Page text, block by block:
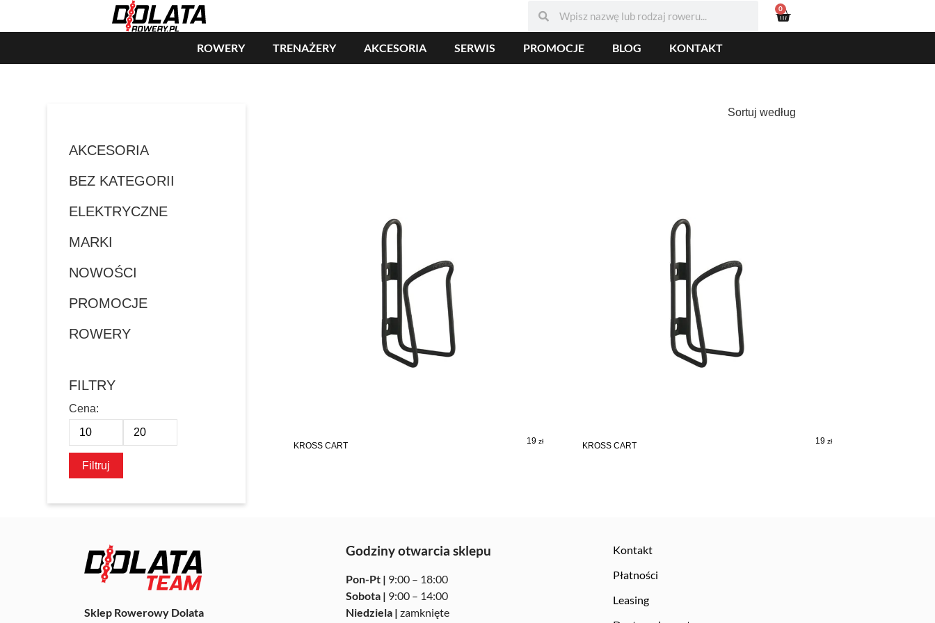
0
ROWERY TRENAŻERY AKCESORIA SERWIS PROMOCJE BLOG KONTAKT
AKCESORIA
BEZ KATEGORII
ELEKTRYCZNE
MARKI
NOWOŚCI
PROMOCJE
ROWERY
FILTRY
Cena
min
Cena
maxFiltruj
Sortuj według
KROSS CART
19zł KROSS CART
19zł
Sklep Rowerowy Dolata
Godziny otwarcia sklepu
Pon-Pt | 9:00 – 18:00
Sobota | 9:00 – 14:00
Niedziela |zamknięte
Kontakt
Płatności
Leasing